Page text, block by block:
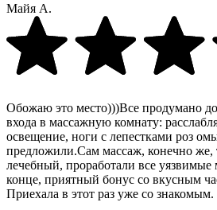
Майя А.
Обожаю это место)))Все продумано
входа в массажную комнату:
освещение, ноги с лепестками роз
предложили.Сам массаж, конечно же,
лечебный, проработали все уязвимые
конце, приятный бонус со вкусным
Приехала в этот раз уже со знакомым.